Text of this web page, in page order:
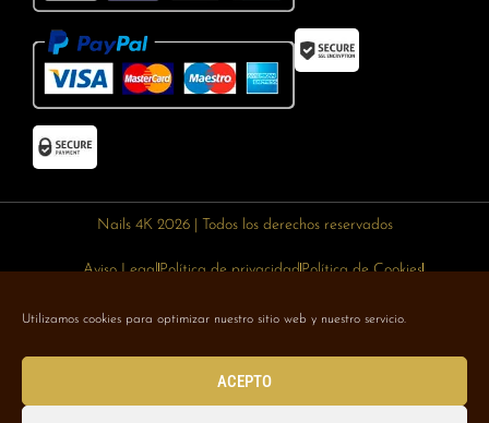
Utilizamos cookies para optimizar nuestro sitio web y nuestro servicio.
ACEPTO
Nails 4K 2026 | Todos los derechos reservados
Aviso LegalPolítica de privacidadPolítica de Cookies